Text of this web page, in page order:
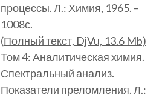
процессы. Л.: Химия, 1965. –
1008с.
(Полныйтекст, DjVu, 13.6 Mb)
Том 4: Аналитическая химия.
Спектральный анализ.
Показатели преломления. Л.: